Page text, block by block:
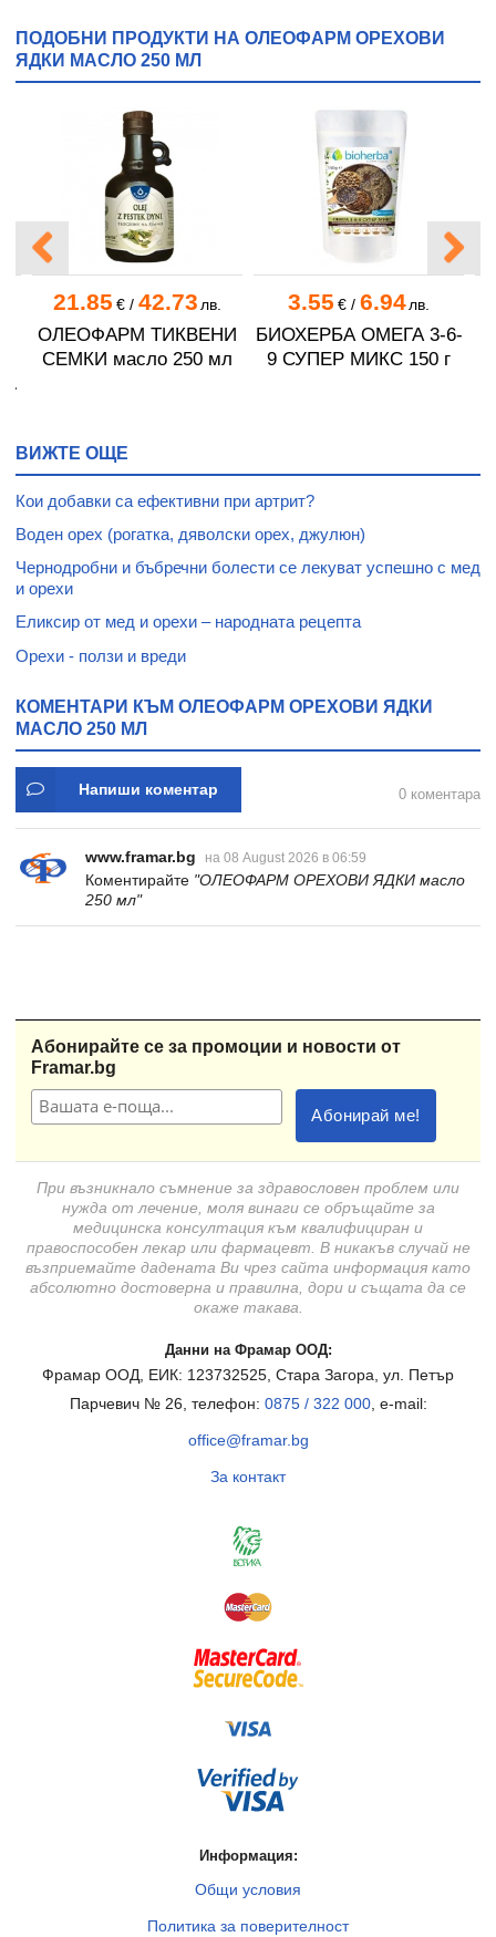
ПОДОБНИ ПРОДУКТИ НА ОЛЕОФАРМ ОРЕХОВИ
ЯДКИ МАСЛО 250 МЛ
21.85 €/ 42.73 лв.
ОЛЕОФАРМ ТИКВЕНИ
СЕМКИ масло 250 мл
3.55 €/ 6.94 лв.
БИОХЕРБА ОМЕГА 3-6-
9 СУПЕР МИКС 150 г
ВИЖТЕ ОЩЕ
Кои добавки са ефективни при артрит?
Воден орех (рогатка, дяволски орех, джулюн)
Чернодробни и бъбречни болести се лекуват успешно с мед
и орехи
Еликсир от мед и орехи – народната рецепта
Орехи - ползи и вреди
КОМЕНТАРИ КЪМ ОЛЕОФАРМ ОРЕХОВИ ЯДКИ
МАСЛО 250 МЛ
Напиши коментар 0 коментара
www.framar.bg на 08 August 2026 в 06:59
Коментирайте "ОЛЕОФАРМ ОРЕХОВИ ЯДКИ масло
250 мл"
Абонирайте се за промоции и новости от
Framar.bg
При възникнало съмнение за здравословен проблем или
нужда от лечение, моля винаги се обръщайте за
медицинска консултация към квалифициран и
правоспособен лекар или фармацевт. В никакъв случай не
възприемайте дадената Ви чрез сайта информация като
абсолютно достоверна и правилна, дори и същата да се
окаже такава.
Данни на Фрамар ООД:
Фрамар ООД, ЕИК: 123732525, Стара Загора, ул. Петър
Парчевич № 26, телефон: 0875 / 322 000, e-mail:
office@framar.bg
За контакт
Информация:
Общи условия
Политика за поверителност